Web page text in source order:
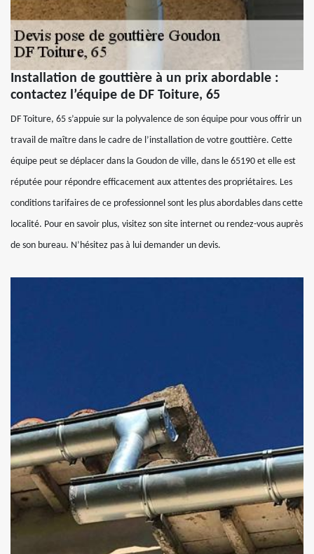
Installation de gouttière à un prix abordable :
contactez l’équipe de DF Toiture, 65
DF Toiture, 65 s’appuie sur la polyvalence de son équipe pour vous offrir un
travail de maître dans le cadre de l’installation de votre gouttière. Cette
équipe peut se déplacer dans la Goudon de ville, dans le 65190 et elle est
réputée pour répondre efficacement aux attentes des propriétaires. Les
conditions tarifaires de ce professionnel sont les plus abordables dans cette
localité. Pour en savoir plus, visitez son site internet ou rendez-vous auprès
de son bureau. N’hésitez pas à lui demander un devis.